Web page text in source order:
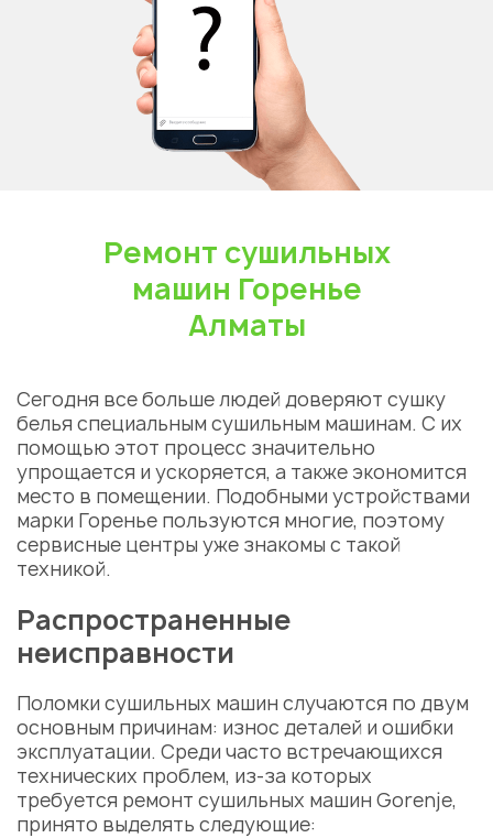
Ремонт сушильных
машин Горенье
Алматы
Сегодня все больше людей доверяют сушку
белья специальным сушильным машинам. С их
помощью этот процесс значительно
упрощается и ускоряется, а также экономится
место в помещении. Подобными устройствами
марки Горенье пользуются многие, поэтому
сервисные центры уже знакомы с такой
техникой.
Распространенные
неисправности
Поломки сушильных машин случаются по двум
основным причинам: износ деталей и ошибки
эксплуатации. Среди часто встречающихся
технических проблем, из-за которых
требуется ремонт сушильных машин Gorenje,
принято выделять следующие: